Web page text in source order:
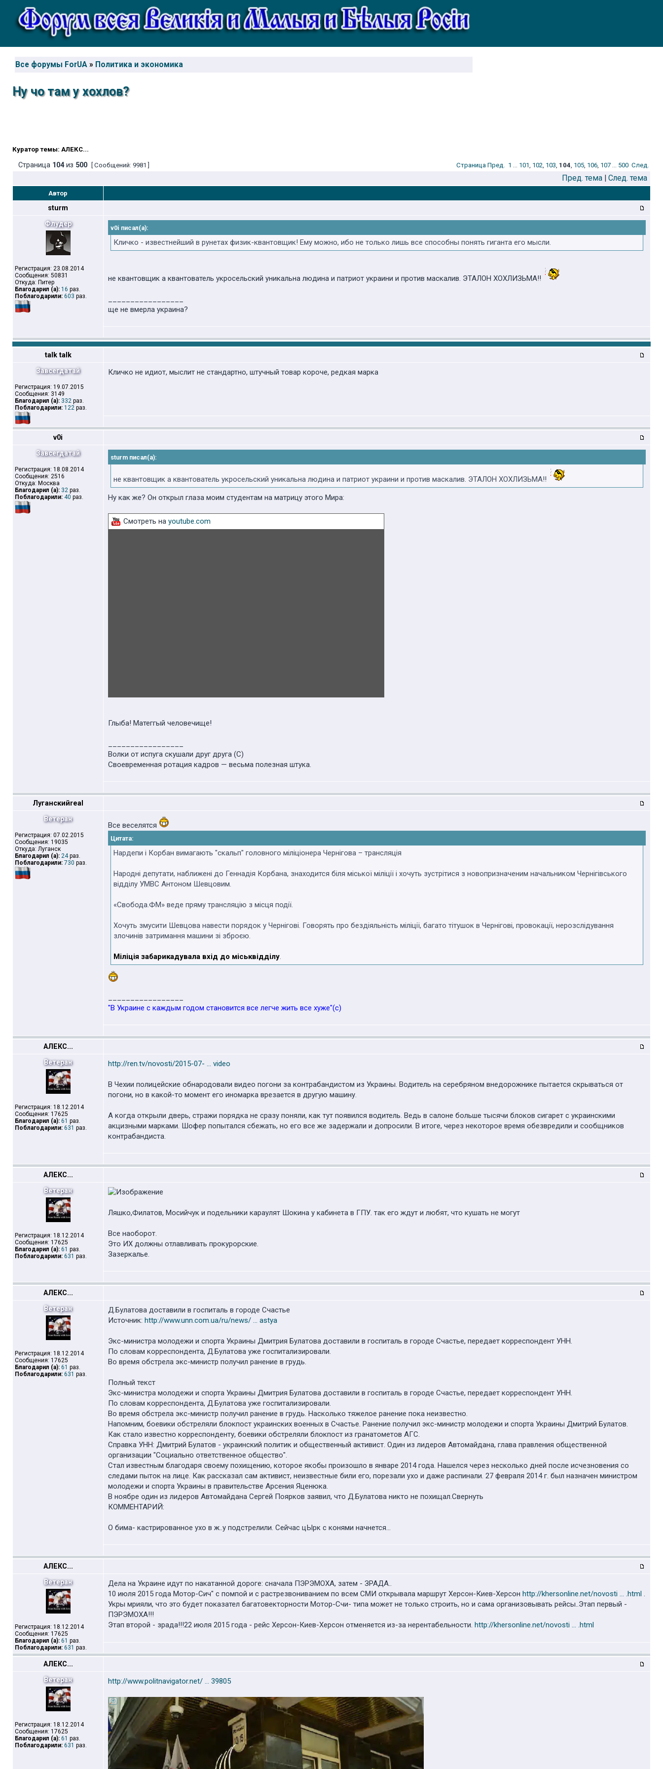
Все форумы ForUA » Политика и экономика
Ну чо там у хохлов?
Куратор темы: АЛЕКС...
Страница 104из 500 [ Сообщений: 9981 ] Стрaница Пред. 1 ... 101, 102, 103, 104, 105, 106, 107 ... 500 След.
Пред. тема | След. тема
Автор
sturm
Флудер
Регистрация: 23.08.2014
Сообщения: 50831
Откуда: Питер
Благодарил (а): 16 раз.
Поблагодарили: 603 раз.
v0i писал(а):
Кличко - известнейший в рунетах физик-квантовщик! Ему можно, ибо не только лишь все способны понять гиганта его мысли.
не квантовщик а квантователь укросельский уникальна людина и патриот украини и против маскалив. ЭТАЛОН ХОХЛИЗЬМА!!
ще не вмерла украина?
talk talk
Завсегдатай
Регистрация: 19.07.2015
Сообщения: 3149
Благодарил (а): 332 раз.
Поблагодарили: 122 раз.
Кличко не идиот, мыслит не стандартно, штучный товар короче, редкая марка
v0i
Завсегдатай
Регистрация: 18.08.2014
Сообщения: 2516
Откуда: Москва
Благодарил (а): 32 раз.
Поблагодарили: 40 раз.
sturm писал(а):
не квантовщик а квантователь укросельский уникальна людина и патриот украини и против маскалив. ЭТАЛОН ХОХЛИЗЬМА!!
Ну как же? Он открыл глаза моим студентам на матрицу этого Мира:
Смотреть на youtube.com
Глыба! Матеггый человечище!
Волки от испуга скушали друг друга (С)
Своевременная ротация кадров — весьма полезная штука.
Луганскийreal
Ветеран
Регистрация: 07.02.2015
Сообщения: 19035
Откуда: Луганск
Благодарил (а): 24раз.
Поблагодарили: 730 раз.
Все веселятся
Цитата:
Нардепи і Корбан вимагають "скальп" головного міліціонера Чернігова – трансляція
Народні депутати, наближені до Геннадія Корбана, знаходится біля міської міліції і хочуть зустрітися з новопризначеним начальником Чернігівського
відділу УМВС Антоном Шевцовим.
«Свобода.ФМ» веде пряму трансляцію з місця події.
Хочуть змусити Шевцова навести порядок у Чернігові. Говорять про бездіяльність міліції, багато тітушок в Чернігові, провокації, нерозслідування
злочинів затримання машини зі зброєю.
Міліція забарикадувала вхід до міськвідділу.
"В Украине с каждым годом становится все легче жить все хуже"(с)
АЛЕКС...
Ветеран
Регистрация: 18.12.2014
Сообщения: 17625
Благодарил (а): 61 раз.
Поблагодарили: 631 раз.
http://ren.tv/novosti/2015-07- ... video
В Чехии полицейские обнародовали видео погони за контрабандистом из Украины. Водитель на серебряном внедорожнике пытается скрываться от
погони, но в какой-то момент его иномарка врезается в другую машину.
А когда открыли дверь, стражи порядка не сразу поняли, как тут появился водитель. Ведь в салоне больше тысячи блоков сигарет с украинскими
акцизными марками. Шофер попытался сбежать, но его все же задержали и допросили. В итоге, через некоторое время обезвредили и сообщников
контрабандиста.
АЛЕКС...
Ветеран
Регистрация: 18.12.2014
Сообщения: 17625
Благодарил (а): 61 раз.
Поблагодарили: 631 раз.
Ляшко,Филатов, Мосийчук и подельники караулят Шокина у кабинета в ГПУ. так его ждут и любят, что кушать не могут
Все наоборот.
Это ИХ должны отлавливать прокурорские.
Зазеркалье.
АЛЕКС...
Ветеран
Регистрация: 18.12.2014
Сообщения: 17625
Благодарил (а): 61 раз.
Поблагодарили: 631 раз.
Д.Булатова доставили в госпиталь в городе Счастье
Источник: http://www.unn.com.ua/ru/news/ ... astya
Экс-министра молодежи и спорта Украины Дмитрия Булатова доставили в госпиталь в городе Счастье, передает корреспондент УНН.
По словам корреспондента, Д.Булатова уже госпитализировали.
Во время обстрела экс-министр получил ранение в грудь.
Полный текст
Экс-министра молодежи и спорта Украины Дмитрия Булатова доставили в госпиталь в городе Счастье, передает корреспондент УНН.
По словам корреспондента, Д.Булатова уже госпитализировали.
Во время обстрела экс-министр получил ранение в грудь. Насколько тяжелое ранение пока неизвестно.
Напомним, боевики обстреляли блокпост украинских военных в Счастье. Ранение получил экс-министр молодежи и спорта Украины Дмитрий Булатов.
Как стало известно корреспонденту, боевики обстреляли блокпост из гранатометов АГС.
Справка УНН: Дмитрий Булатов - украинский политик и общественный активист. Один из лидеров Автомайдана, глава правления общественной
организации "Социально ответственное общество".
Стал известным благодаря своему похищению, которое якобы произошло в январе 2014 года. Нашелся через несколько дней после исчезновения со
следами пыток на лице. Как рассказал сам активист, неизвестные били его, порезали ухо и даже распинали. 27 февраля 2014 г. был назначен министром
молодежи и спорта Украины в правительстве Арсения Яценюка.
В ноябре один из лидеров Автомайдана Сергей Поярков заявил, что Д.Булатова никто не похищал.Свернуть
КОММЕНТАРИЙ:
О бима- кастрированное ухо в ж..у подстрелили. Сейчас цЫрк с конями начнется...
АЛЕКС...
Ветеран
Регистрация: 18.12.2014
Сообщения: 17625
Благодарил (а): 61 раз.
Поблагодарили: 631 раз.
Дела на Украине идут по накатанной дороге: сначала ПЭРЭМОХА, затем - ЗРАДА..
10 июля 2015 года Мотор-Сич" с помпой и с растрезвониванием по всем СМИ открывала маршрут Херсон-Киев-Херсон http://khersonline.net/novosti ... .html .
Укры мрияли, что это будет показател багатовекторности Мотор-Счи- типа может не только строить, но и сама организовывать рейсы..Этап первый -
ПЭРЭМОХА!!!
Этап второй - зрада!!!22 июля 2015 года - рейс Херсон-Киев-Херсон отменяется из-за нерентабельности. http://khersonline.net/novosti ... .html
АЛЕКС...
Ветеран
Регистрация: 18.12.2014
Сообщения: 17625
Благодарил (а): 61 раз.
Поблагодарили: 631 раз.
http://www.politnavigator.net/ ... 39805